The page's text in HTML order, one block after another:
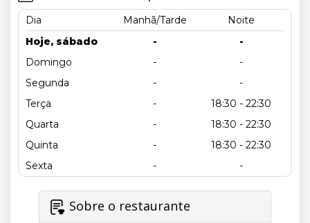
Dia Manhã/Tarde
Noite
Hoje, sábado
-
-
Domingo
-
-
Segunda
-
-
Terça
-
18:30 - 22:30
Quarta
-
18:30 - 22:30
Quinta
-
18:30 - 22:30
Sexta
- -
Sobre o restaurante